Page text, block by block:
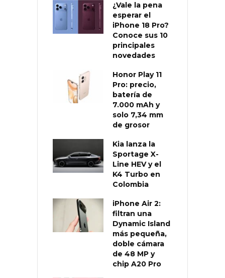
¿Vale la pena
esperar el
iPhone 18 Pro?
Conoce sus 10
principales
novedades
Honor Play 11
Pro: precio,
batería de
7.000 mAh y
solo 7,34 mm
de grosor
Kia lanza la
Sportage X-
Line HEV y el
K4 Turbo en
Colombia
iPhone Air 2:
filtran una
Dynamic Island
más pequeña,
doble cámara
de 48 MP y
chip A20 Pro